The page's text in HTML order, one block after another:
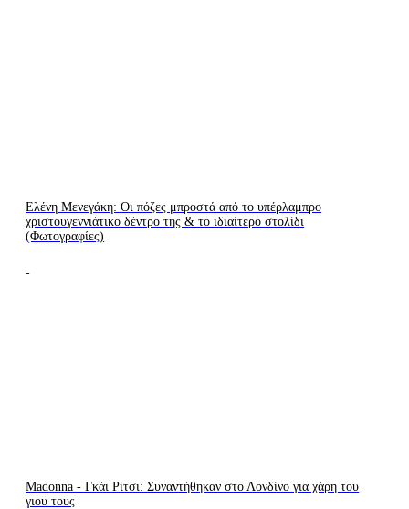
Ελένη Μενεγάκη: Οι πόζες μπροστά από το υπέρλαμπρο
χριστουγεννιάτικο δέντρο της & το ιδιαίτερο στολίδι
(Φωτογραφίες)
Madonna - Γκάι Ρίτσι: Συναντήθηκαν στο Λονδίνο για χάρη του
γιου τους